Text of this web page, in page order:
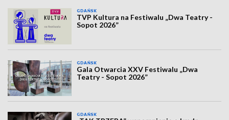
GDAŃSK
TVP Kultura na Festiwalu „Dwa Teatry -
Sopot 2026”
GDAŃSK
Gala Otwarcia XXV Festiwalu „Dwa
Teatry - Sopot 2026”
GDAŃSK